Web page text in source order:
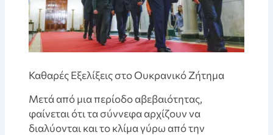
Καθαρές Εξελίξεις στο Ουκρανικό Ζήτημα
Μετά από μια περίοδο αβεβαιότητας,
φαίνεται ότι τα σύννεφα αρχίζουν να
διαλύονται και το κλίμα γύρω από την